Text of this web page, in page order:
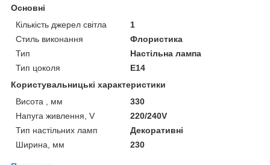
Основні
Кількість джерел світла
1
Стиль виконання
Флористика
Тип
Настільна лампа
Тип цоколя
E14
Користувальницькі характеристики
Висота , мм
330
Напуга живлення, V
220/240V
Тип настільних ламп
Декоративні
Ширина, мм
230